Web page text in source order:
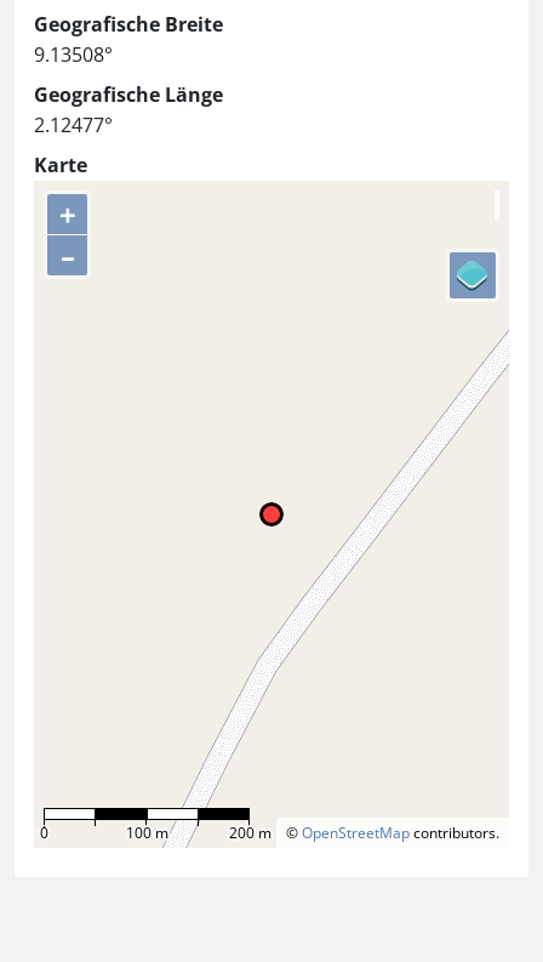
Geografische Breite
9.13508°
Geografische Länge
2.12477°
Karte
+
–
©OpenStreetMapcontributors.
0 100 m 200 m